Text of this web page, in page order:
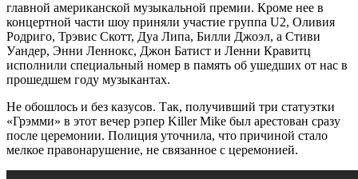
главной американской музыкальной премии. Кроме нее в
концертной части шоу приняли участие группа U2, Оливия
Родриго, Трэвис Скотт, Дуа Липа, Билли Джоэл, а Стиви
Уандер, Энни Леннокс, Джон Батист и Ленни Кравитц
исполнили специальный номер в память об ушедших от нас в
прошедшем году музыкантах.
Не обошлось и без казусов. Так, получивший три статуэтки
«Грэмми» в этот вечер рэпер Killer Mike был арестован сразу
после церемонии. Полиция уточнила, что причиной стало
мелкое правонарушение, не связанное с церемонией.